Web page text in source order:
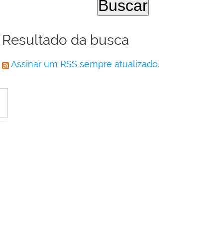
Resultado da busca
Assinar um RSS sempre atualizado.